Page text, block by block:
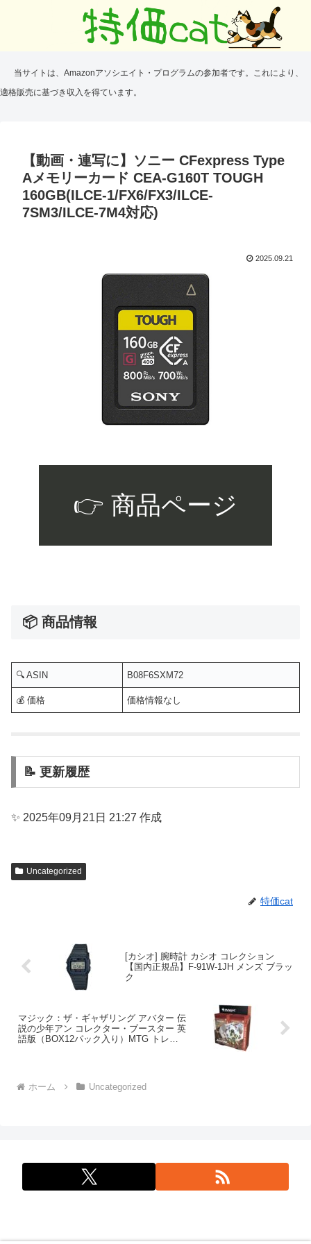
当サイトは、Amazonアソシエイト・プログラムの参加者です。これにより、
適格販売に基づき収入を得ています。
【動画・連写に】ソニー CFexpress Type
Aメモリーカード CEA-G160T TOUGH
160GB(ILCE-1/FX6/FX3/ILCE-
7SM3/ILCE-7M4対応)
2025.09.21
👉 商品ページ
📦 商品情報
🔍 ASIN B08F6SXM72
💰 価格 価格情報なし
📝 更新履歴
✨ 2025年09月21日 21:27 作成
Uncategorized
特価cat
[カシオ] 腕時計 カシオ コレクション
【国内正規品】F-91W-1JH メンズ ブラッ
ク
マジック：ザ・ギャザリング アバター 伝
説の少年アン コレクター・ブースター 英
語版（BOX12パック入り）MTG トレカ
ホーム Uncategorized